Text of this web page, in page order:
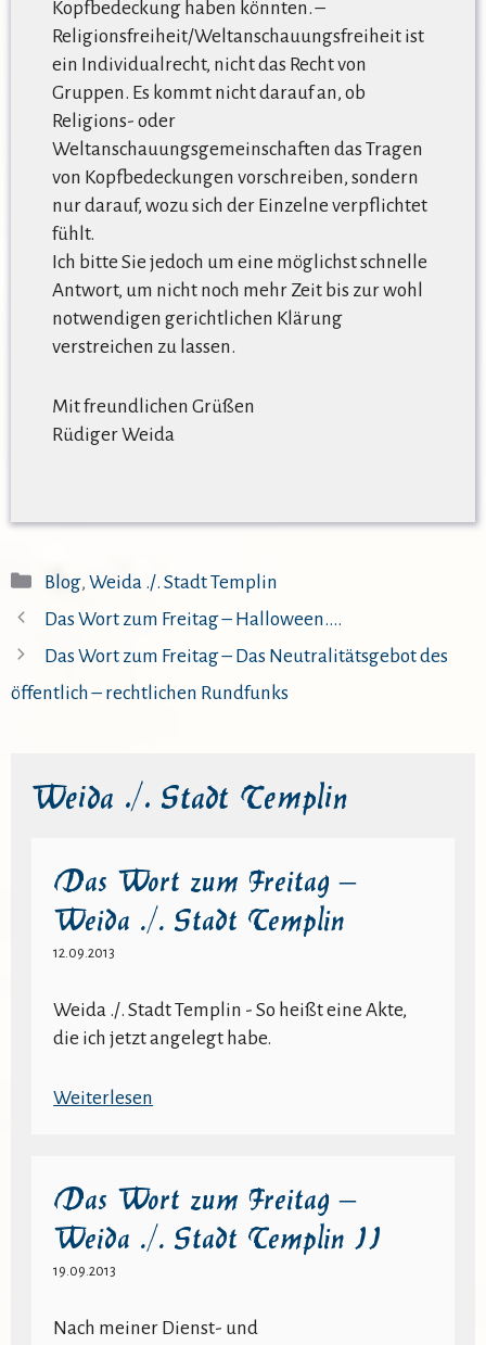
Kopfbedeckung haben könnten. –
Religionsfreiheit/Weltanschauungsfreiheit ist
ein Individualrecht, nicht das Recht von
Gruppen. Es kommt nicht darauf an, ob
Religions- oder
Weltanschauungsgemeinschaften das Tragen
von Kopfbedeckungen vorschreiben, sondern
nur darauf, wozu sich der Einzelne verpflichtet
fühlt.
Ich bitte Sie jedoch um eine möglichst schnelle
Antwort, um nicht noch mehr Zeit bis zur wohl
notwendigen gerichtlichen Klärung
verstreichen zu lassen.
Mit freundlichen Grüßen
Rüdiger Weida
Kategorien
Blog, Weida ./. Stadt Templin
Das Wort zum Freitag – Halloween….
Das Wort zum Freitag – Das Neutralitätsgebot des
öffentlich – rechtlichen Rundfunks
Weida ./. Stadt Templin
Das Wort zum Freitag –
Weida ./. Stadt Templin
12.09.2013
Weida ./. Stadt Templin - So heißt eine Akte,
die ich jetzt angelegt habe.
Weiterlesen
Freitag
–
Stadt
Das Wort zum Freitag –
Weida ./. Stadt Templin II
19.09.2013
Nach meiner Dienst- und